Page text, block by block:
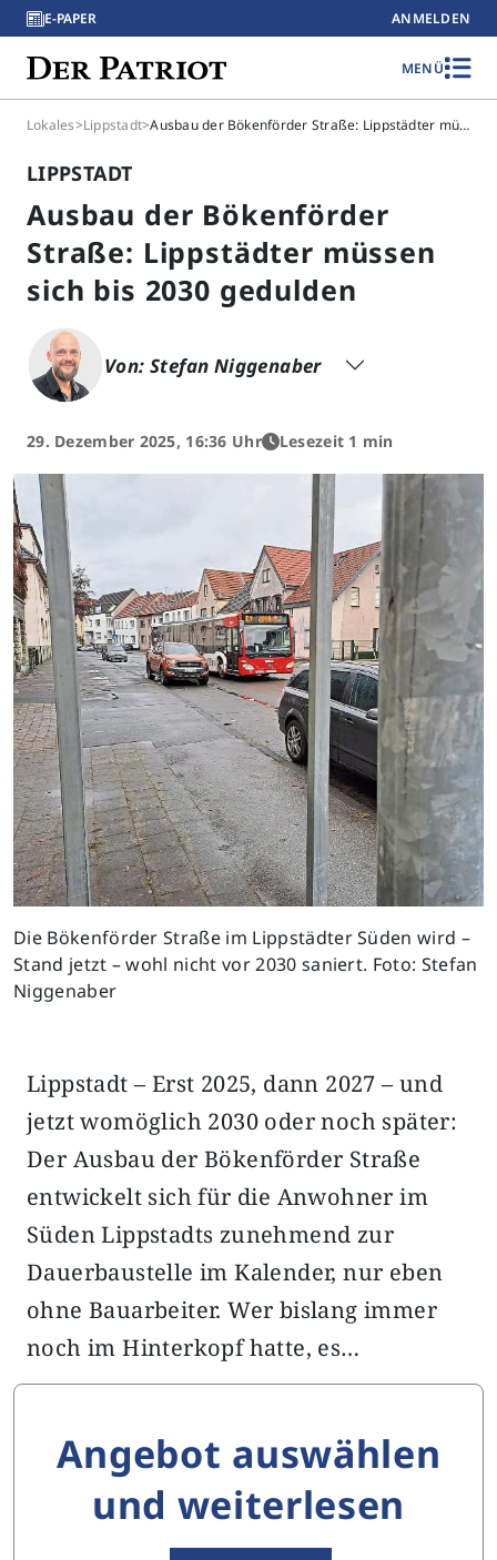
E-PAPER ANMELDEN
MENÜ
Lokales>Lippstadt> Ausbau der Bökenförder Straße: Lippstädter müssen sich bis 2030 gedulden
LIPPSTADT
Ausbau der Bökenförder
Straße: Lippstädter müssen
sich bis 2030 gedulden
Von: Stefan Niggenaber
29. Dezember 2025, 16:36 Uhr Lesezeit 1 min
Die Bökenförder Straße im Lippstädter Süden wird –
Stand jetzt – wohl nicht vor 2030 saniert. Foto: Stefan
Niggenaber
Lippstadt – Erst 2025, dann 2027 – und
jetzt womöglich 2030 oder noch später:
Der Ausbau der Bökenförder Straße
entwickelt sich für die Anwohner im
Süden Lippstadts zunehmend zur
Dauerbaustelle im Kalender, nur eben
ohne Bauarbeiter. Wer bislang immer
noch im Hinterkopf hatte, es…
Angebot auswählen
und weiterlesen